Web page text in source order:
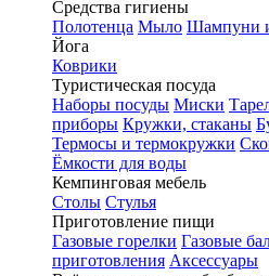
Средства гигиены
Полотенца Мыло Шампуни
Йога
Коврики
Туристическая посуда
Наборы посуды Миски
приборы Кружки, стаканы
Термосы и термокружки
Ёмкости для воды
Кемпинговая мебель
Столы Стулья
Приготовление пищи
Газовые горелки Газовые
приготовления Аксессуары